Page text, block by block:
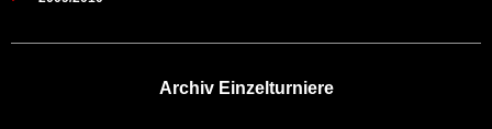
Archiv Einzelturniere